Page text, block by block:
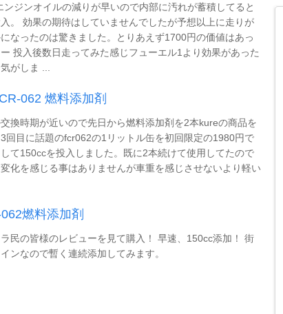
ンジンオイルの減りが早いので内部に汚れが蓄積してると
。 効果の期待はしていませんでしたが予想以上に走りが
なったのは驚きました。とりあえず1700円の価値はあっ
投入後数日走ってみた感じフューエル1より効果があった
がしま ...
062 燃料添加剤
換時期が近いので先日から燃料添加剤を2本kureの商品を
回目に話題のfcr062の1リットル缶を初回限定の1980円で
て150ccを投入しました。既に2本続けて使用してたので
化を感じる事はありませんが車重を感じさせないより軽い
燃料添加剤
民の皆様のレビューを見て購入！ 早速、150cc添加！ 街
ンなので暫く連続添加してみます。